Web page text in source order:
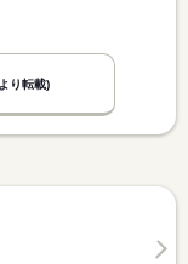
り転載)